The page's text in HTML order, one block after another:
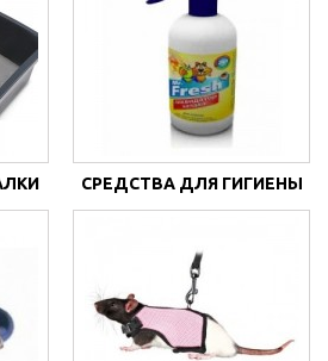
СРЕДСТВА ДЛЯ ГИГИЕНЫ